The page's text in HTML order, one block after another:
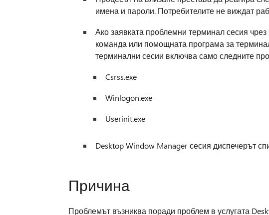
имена и пароли. Потребителите не виждат
Ако заявката проблемни терминал сесия
команда или помощната програма за
терминални сесии включва само следните
Csrss.exe
Winlogon.exe
Userinit.exe
Desktop Window Manager сесия диспечерът
Причина
Проблемът възниква поради проблем в услугата